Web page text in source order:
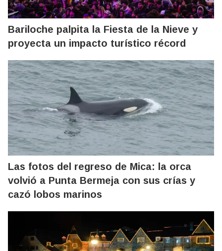
Bariloche palpita la Fiesta de la Nieve y
proyecta un impacto turístico récord
Las fotos del regreso de Mica: la orca
volvió a Punta Bermeja con sus crías y
cazó lobos marinos